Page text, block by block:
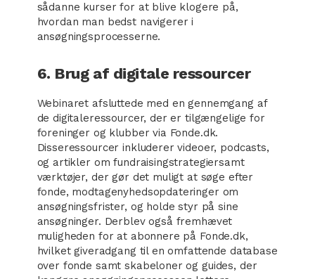
sådanne kurser for at blive klogere på,
hvordan man bedst navigerer i
ansøgningsprocesserne.
6. Brug af digitale ressourcer
Webinaret afsluttede med en gennemgang af
de digitaleressourcer, der er tilgængelige for
foreninger og klubber via Fonde.dk.
Disseressourcer inkluderer videoer, podcasts,
og artikler om fundraisingstrategiersamt
værktøjer, der gør det muligt at søge efter
fonde, modtagenyhedsopdateringer om
ansøgningsfrister, og holde styr på sine
ansøgninger. Derblev også fremhævet
muligheden for at abonnere på Fonde.dk,
hvilket giveradgang til en omfattende database
over fonde samt skabeloner og guides, der